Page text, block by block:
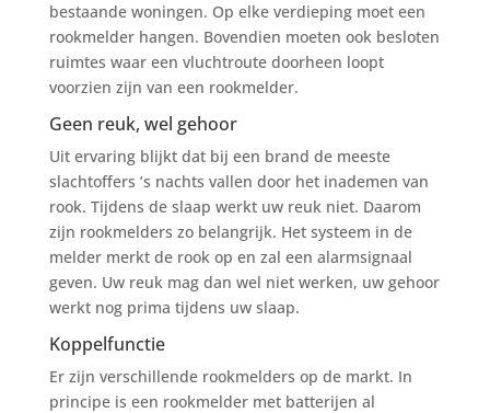
bestaande woningen. Op elke verdieping moet een
rookmelder hangen. Bovendien moeten ook besloten
ruimtes waar een vluchtroute doorheen loopt
voorzien zijn van een rookmelder.
Geen reuk, wel gehoor
Uit ervaring blijkt dat bij een brand de meeste
slachtoffers ’s nachts vallen door het inademen van
rook. Tijdens de slaap werkt uw reuk niet. Daarom
zijn rookmelders zo belangrijk. Het systeem in de
melder merkt de rook op en zal een alarmsignaal
geven. Uw reuk mag dan wel niet werken, uw gehoor
werkt nog prima tijdens uw slaap.
Koppelfunctie
Er zijn verschillende rookmelders op de markt. In
principe is een rookmelder met batterijen al